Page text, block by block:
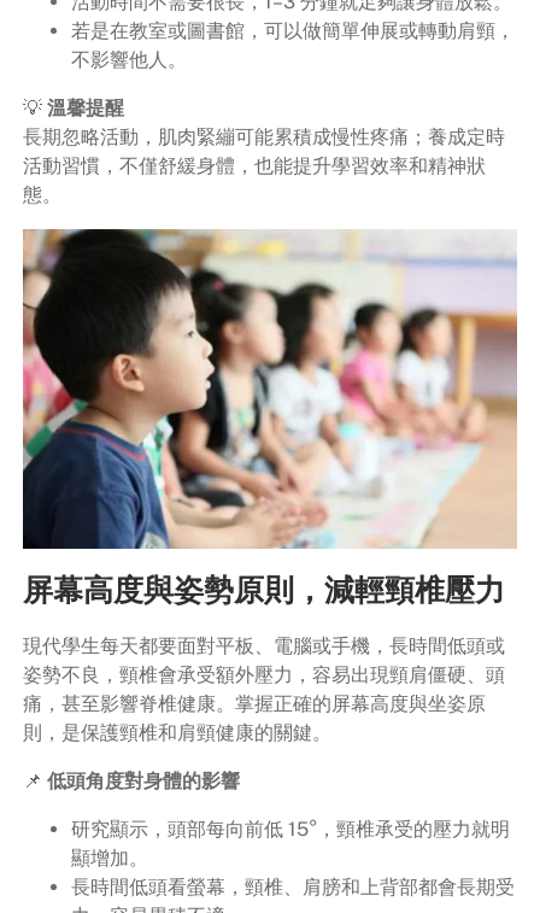
若是在教室或圖書館，可以做簡單伸展或轉動肩頸，
不影響他人。
💡 溫馨提醒
長期忽略活動，肌肉緊繃可能累積成慢性疼痛；養成定時
活動習慣，不僅舒緩身體，也能提升學習效率和精神狀
態。
屏幕高度與姿勢原則，減輕頸椎壓力
現代學生每天都要面對平板、電腦或手機，長時間低頭或
姿勢不良，頸椎會承受額外壓力，容易出現頸肩僵硬、頭
痛，甚至影響脊椎健康。掌握正確的屏幕高度與坐姿原
則，是保護頸椎和肩頸健康的關鍵。
📌 低頭角度對身體的影響
研究顯示，頭部每向前低 15°，頸椎承受的壓力就明
顯增加。
長時間低頭看螢幕，頸椎、肩膀和上背部都會長期受